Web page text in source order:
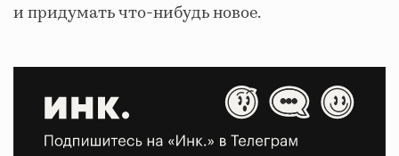
и придумать что-нибудь новое.